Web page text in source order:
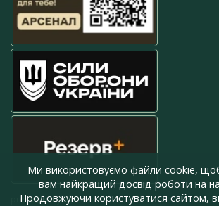
press@armyinform.com.ua
Ми використовуємо файли cookie,
вам найкращий досвід роботи на
Продовжуючи користуватися сайтом,